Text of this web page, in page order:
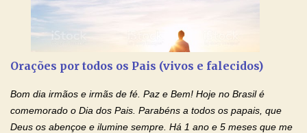
Jesus, que, pelo poder libertador e salvítico deste Sangue,
possamos nos livrar de toda opressão diabólica que possa estar
prejudicando a nossa família. Peço também que atenda, em
especial, este pedido que agora faço na Sua presença:
(apresente aqui o seu pedido...) Eu, desde já, agradeço de
coração, confiante que o Senhor me atenderá. Eu louvo o Pai por
ter nos dado o Senhor, Jesus, como presente de Páscoa. eu
agradeço de coração ao Espíri...
Orações por todos os Pais (vivos e falecidos)
Bom dia irmãos e irmãs de fé. Paz e Bem! Hoje no Brasil é
comemorado o Dia dos Pais. Parabéns a todos os papais, que
Deus os abençoe e ilumine sempre. Há 1 ano e 5 meses que me